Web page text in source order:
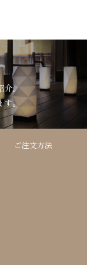
介。
す。
ご注文方法